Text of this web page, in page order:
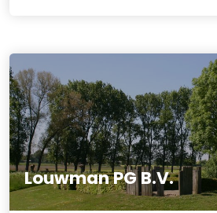
Louwman PG B.V.